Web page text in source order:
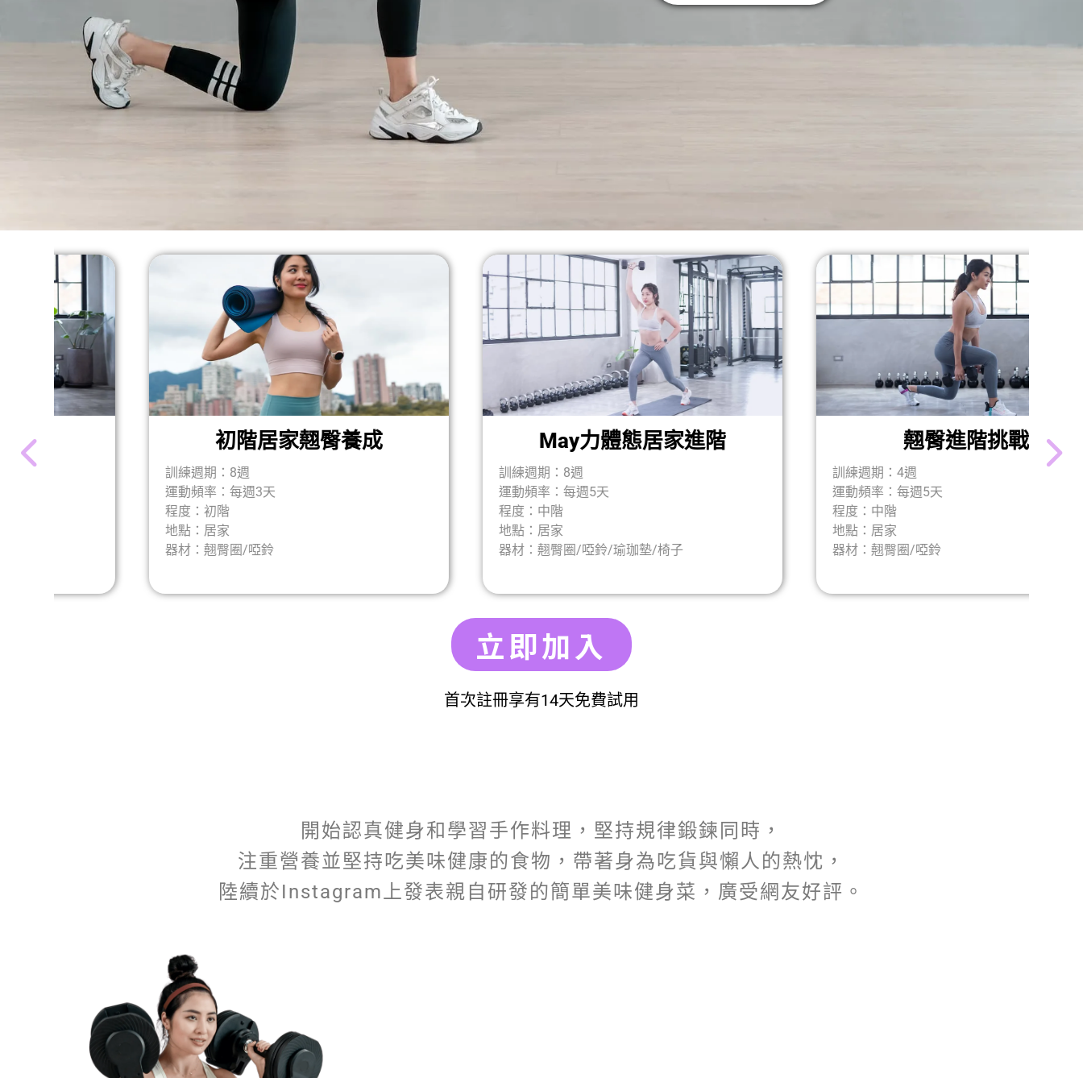
初階居家翹臀養成
運動頻率：每週3天
器材：翹臀圈/啞鈴
May力體態居家進階
運動頻率：每週5天
器材：翹臀圈/啞鈴/瑜珈墊/椅子
翹臀進階挑戰
運動頻率：每週5天
器材：翹臀圈/啞鈴
立即加入
首次註冊享有14天免費試用
開始認真健身和學習手作料理，堅持規律鍛鍊同時，
注重營養並堅持吃美味健康的食物，帶著身為吃貨與懶人的熱忱，
陸續於Instagram上發表親自研發的簡單美味健身菜，廣受網友好評。